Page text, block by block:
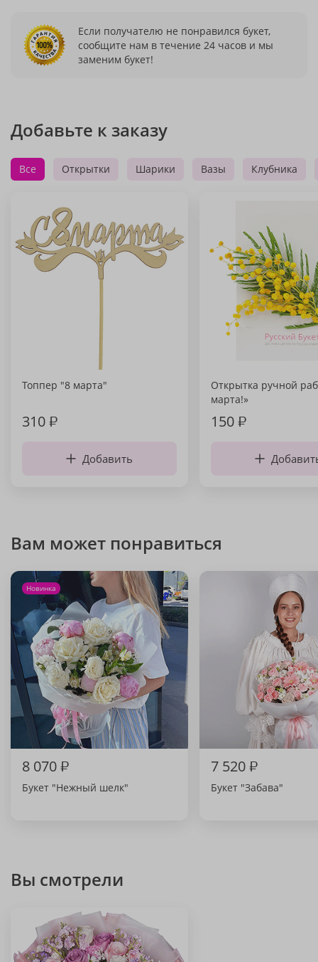
Если получателю не понравился букет,
сообщите нам в течение 24 часов и мы
заменим букет!
Добавьте к заказу
Все Открытки Шарики Вазы Клубника
Топпер "8 марта"
310₽
Добавить
Открытка ручной
марта!»
150₽
Вам может понравиться
Новинка
8 070₽
Букет "Нежный шелк"
7 520₽
Букет "Забава"
Вы смотрели